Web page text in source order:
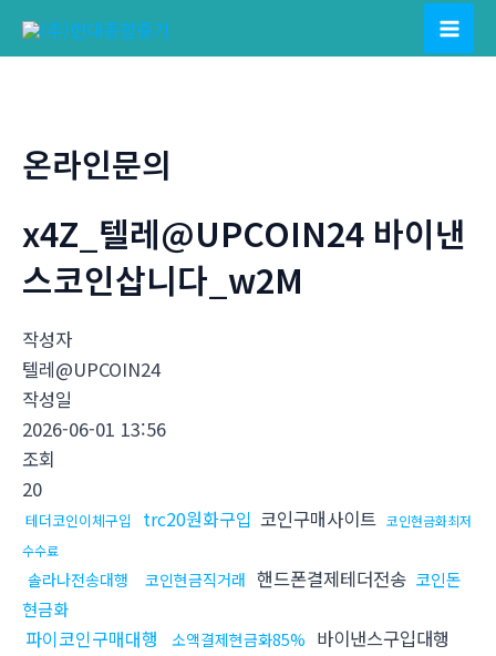
Main
온라인문의
x4Z_텔레@UPCOIN24 바이낸
스코인삽니다_w2M
작성자
텔레@UPCOIN24
작성일
2026-06-01 13:56
조회
20
테더코인이체구입 trc20원화구입 코인구매사이트 코인현금화최저
수수료
솔라나전송대행 코인현금직거래 핸드폰결제테더전송 코인돈
현금화
파이코인구매대행 소액결제현금화85% 바이낸스구입대행